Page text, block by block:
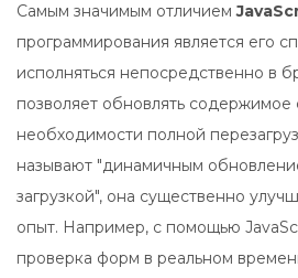
Самым значимым отличием
программирования является его
исполняться непосредственно в
позволяет обновлять содержимое
необходимости полной
называют "динамичным
загрузкой", она существенно
опыт. Например, с помощью
проверка форм в реальном